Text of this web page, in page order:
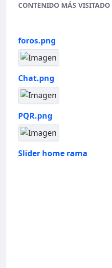
CONTENIDO MÁS VISITADO
foros.png
Chat.png
PQR.png
Slider home rama